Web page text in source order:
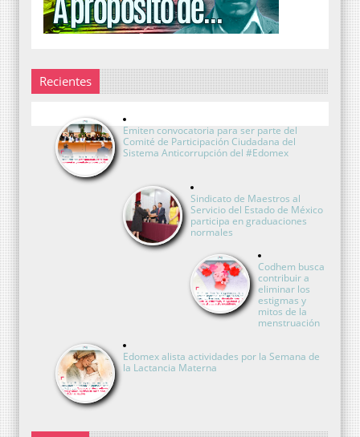
Recientes
Emiten convocatoria para ser parte del
Comité de Participación Ciudadana del
Sistema Anticorrupción del #Edomex
Sindicato de Maestros al
Servicio del Estado de México
participa en graduaciones
normales
Codhem busca
contribuir a
eliminar los
estigmas y
mitos de la
menstruación
Edomex alista actividades por la Semana de
la Lactancia Materna